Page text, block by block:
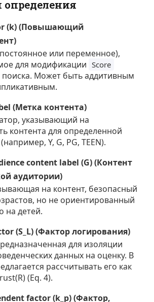
(k) (Повышающий
или переменное),
для модификации Score
поиска. Может быть аддитивным
(Метка контента)
указывающий на
контента для определенной
Y, G, PG, TEEN).
content label (G) (Контент
аудитории)
на контент, безопасный
но не ориентированный
на детей.
(S_L) (Фактор логирования)
для изоляции
данных на оценку. В
рассчитывать его как
(Eq. 4).
factor (k_p) (Фактор,